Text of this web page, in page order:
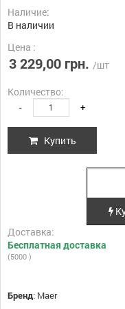
Наличие:
В наличии
Цена :
3 229,00 грн. /шт
Количество:
- +
Купить
Доставка:
Бесплатная доставка
(5000 )
Бренд: Maer